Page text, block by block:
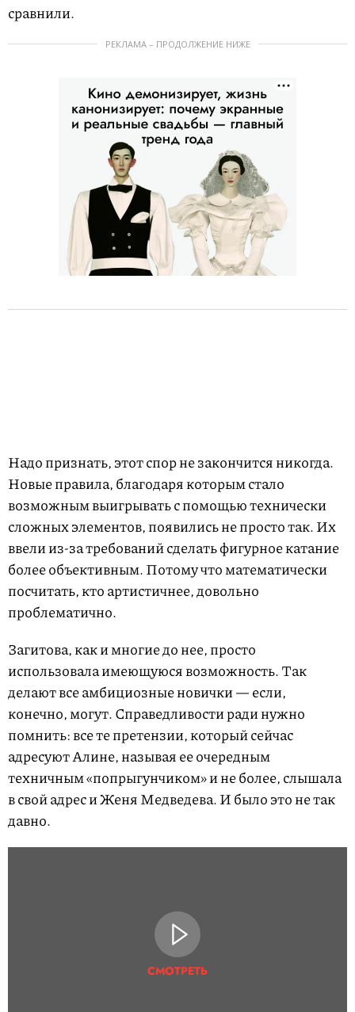
сравнили.
РЕКЛАМА – ПРОДОЛЖЕНИЕ НИЖЕ
Надо признать, этот спор не закончится никогда.
Новые правила, благодаря которым стало
возможным выигрывать с помощью технически
сложных элементов, появились не просто так. Их
ввели из-за требований сделать фигурное катание
более объективным. Потому что математически
посчитать, кто артистичнее, довольно
проблематично.
Загитова, как и многие до нее, просто
использовала имеющуюся возможность. Так
делают все амбициозные новички — если,
конечно, могут. Справедливости ради нужно
помнить: все те претензии, который сейчас
адресуют Алине, называя ее очередным
техничным «попрыгунчиком» и не более, слышала
в свой адрес и Женя Медведева. И было это не так
давно.
СМОТРЕТЬ